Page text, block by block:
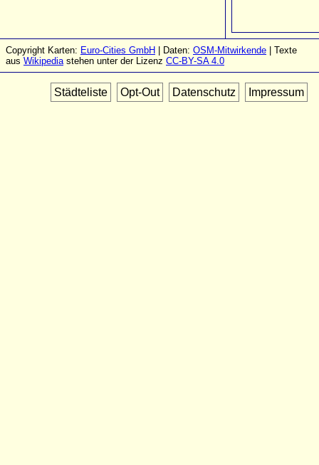
Copyright Karten: Euro-Cities GmbH | Daten: OSM-Mitwirkende | Texte
aus Wikipediastehen unter der Lizenz CC-BY-SA 4.0
Städteliste Opt-Out Datenschutz Impressum